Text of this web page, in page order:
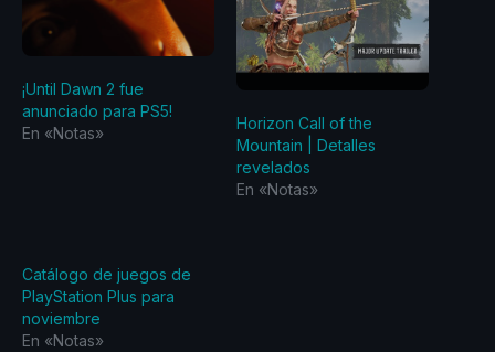
¡Until Dawn 2 fue
anunciado para PS5!
En «Notas»
Horizon Call of the
Mountain | Detalles
revelados
En «Notas»
Catálogo de juegos de
PlayStation Plus para
noviembre
En «Notas»